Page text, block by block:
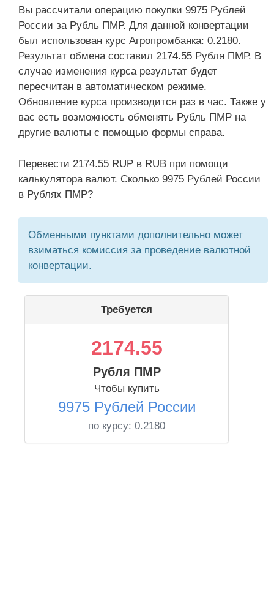
Вы рассчитали операцию покупки 9975 Рублей
России за Рубль ПМР. Для данной конвертации
был использован курс Агропромбанка: 0.2180.
Результат обмена составил 2174.55 Рубля ПМР. В
случае изменения курса результат будет
пересчитан в автоматическом режиме.
Обновление курса производится раз в час. Также у
вас есть возможность обменять Рубль ПМР на
другие валюты с помощью формы справа.
Перевести 2174.55 RUP в RUB при помощи
калькулятора валют. Сколько 9975 Рублей России
в Рублях ПМР?
Обменными пунктами дополнительно может
взиматься комиссия за проведение валютной
конвертации.
Требуется
2174.55
Рубля ПМР
Чтобы купить
9975 Рублей России
по курсу: 0.2180